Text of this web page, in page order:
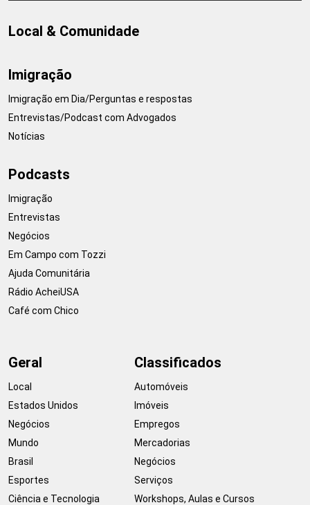
Local & Comunidade
Imigração
Imigração em Dia/Perguntas e respostas
Entrevistas/Podcast com Advogados
Notícias
Podcasts
Imigração
Entrevistas
Negócios
Em Campo com Tozzi
Ajuda Comunitária
Rádio AcheiUSA
Café com Chico
Geral
Local
Estados Unidos
Negócios
Mundo
Brasil
Esportes
Ciência e Tecnologia
Classificados
Automóveis
Imóveis
Empregos
Mercadorias
Negócios
Serviços
Workshops, Aulas e Cursos